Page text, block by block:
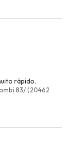
rápido.
83/ (20462